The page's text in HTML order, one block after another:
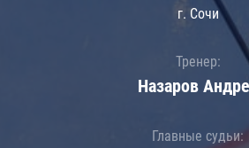
г. Сочи
Тренер:
Назаров
Главные судьи: